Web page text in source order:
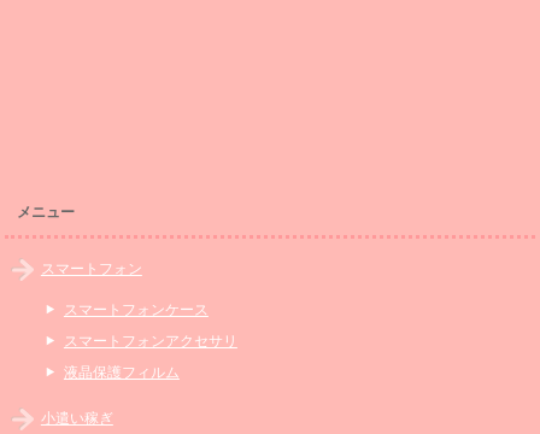
メニュー
スマートフォン
スマートフォンケース
スマートフォンアクセサリ
液晶保護フィルム
小遣い稼ぎ